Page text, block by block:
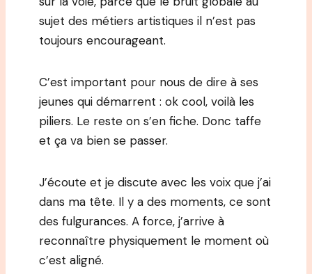
sujet des métiers artistiques il n’est pas
toujours encourageant.
C’est important pour nous de dire à ses
jeunes qui démarrent : ok cool, voilà les
piliers. Le reste on s’en fiche. Donc taffe
et ça va bien se passer.
J’écoute et je discute avec les voix que j’ai
dans ma tête. Il y a des moments, ce sont
des fulgurances. A force, j’arrive à
reconnaître physiquement le moment où
c’est aligné.